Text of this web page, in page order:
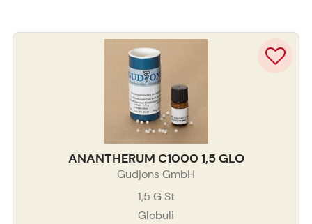
ANANTHERUM C1000 1,5 GLO
Gudjons GmbH
1,5 G St
Globuli